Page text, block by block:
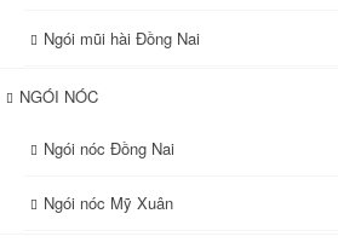
Ngói mũi hài Đồng Nai
NGÓI NÓC
Ngói nóc Đồng Nai
Ngói nóc Mỹ Xuân